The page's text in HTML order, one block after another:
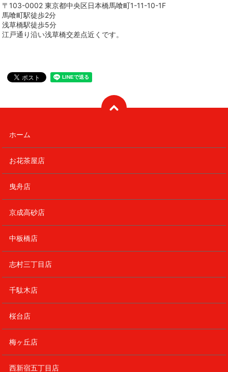
〒103-0002 東京都中央区日本橋馬喰町1-11-10-1F
馬喰町駅徒歩2分
浅草橋駅徒歩5分
江戸通り沿い浅草橋交差点近くです。
ホーム
お花茶屋店
曳舟店
京成高砂店
中板橋店
志村三丁目店
千駄木店
桜台店
梅ヶ丘店
西新宿五丁目店